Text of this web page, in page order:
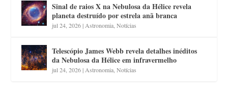
Sinal de raios X na Nebulosa da Hélice revela
planeta destruído por estrela anã branca
jul 24, 2026| Astronomia ,Notícias
Telescópio James Webb revela detalhes inéditos
da Nebulosa da Hélice em infravermelho
jul 24, 2026| Astronomia ,Notícias